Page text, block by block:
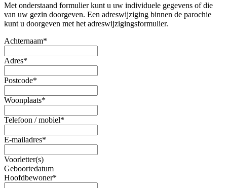
Met onderstaand formulier kunt u uw individuele gegevens of die
van uw gezin doorgeven. Een adreswijziging binnen de parochie
kunt u doorgeven met het adreswijzigingsformulier.
Achternaam*
Adres*
Postcode*
Woonplaats*
Telefoon / mobiel*
E-mailadres*
Voorletter(s)
Geboortedatum
Hoofdbewoner*